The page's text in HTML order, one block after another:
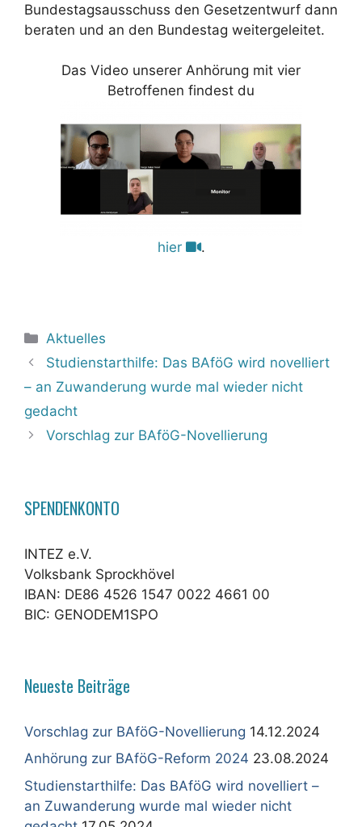
Bundestagsausschuss den Gesetzentwurf dann
beraten und an den Bundestag weitergeleitet.
Das Video unserer Anhörung mit vier
Betroffenen findest du
hier .
Kategorien
Aktuelles
Studienstarthilfe: Das BAföG wird novelliert
– an Zuwanderung wurde mal wieder nicht
gedacht
Vorschlag zur BAföG-Novellierung
SPENDENKONTO
INTEZ e.V.
Volksbank Sprockhövel
IBAN: DE86 4526 1547 0022 4661 00
BIC: GENODEM1SPO
Neueste Beiträge
Vorschlag zur BAföG-Novellierung 14.12.2024
Anhörung zur BAföG-Reform 2024 23.08.2024
Studienstarthilfe: Das BAföG wird novelliert –
an Zuwanderung wurde mal wieder nicht